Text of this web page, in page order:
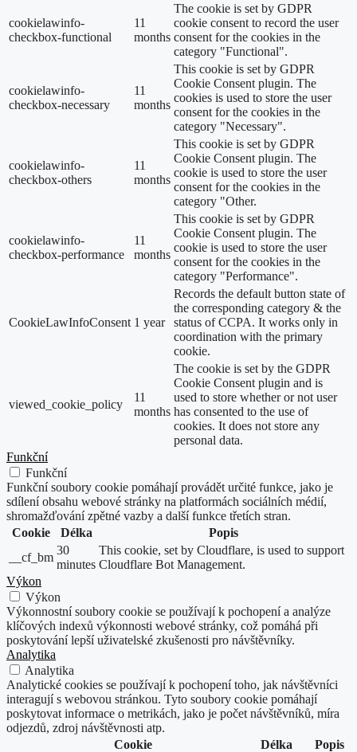
cookielawinfo-
checkbox-functional
11
months
The cookie is set by GDPR
cookie consent to record the user
consent for the cookies in the
category "Functional".
cookielawinfo-
checkbox-necessary
11
months
This cookie is set by GDPR
Cookie Consent plugin. The
cookies is used to store the user
consent for the cookies in the
category "Necessary".
cookielawinfo-
checkbox-others
11
months
This cookie is set by GDPR
Cookie Consent plugin. The
cookie is used to store the user
consent for the cookies in the
category "Other.
cookielawinfo-
checkbox-performance
11
months
This cookie is set by GDPR
Cookie Consent plugin. The
cookie is used to store the user
consent for the cookies in the
category "Performance".
CookieLawInfoConsent 1 year
Records the default button state of
the corresponding category & the
status of CCPA. It works only in
coordination with the primary
cookie.
viewed_cookie_policy
11
months
The cookie is set by the GDPR
Cookie Consent plugin and is
used to store whether or not user
has consented to the use of
cookies. It does not store any
personal data.
Funkční
Funkční
Funkční soubory cookie pomáhají provádět určité funkce, jako je
sdílení obsahu webové stránky na platformách sociálních médií,
shromažďování zpětné vazby a další funkce třetích stran.
Cookie
Délka
Popis
__cf_bm
30
minutes
This cookie, set by Cloudflare, is used to support
Cloudflare Bot Management.
Výkon
Výkon
Výkonnostní soubory cookie se používají k pochopení a analýze
klíčových indexů výkonnosti webové stránky, což pomáhá při
poskytování lepší uživatelské zkušenosti pro návštěvníky.
Analytika
Analytika
Analytické cookies se používají k pochopení toho, jak návštěvníci
interagují s webovou stránkou. Tyto soubory cookie pomáhají
poskytovat informace o metrikách, jako je počet návštěvníků, míra
odjezdů, zdroj návštěvnosti atp.
Cookie
Délka Popis